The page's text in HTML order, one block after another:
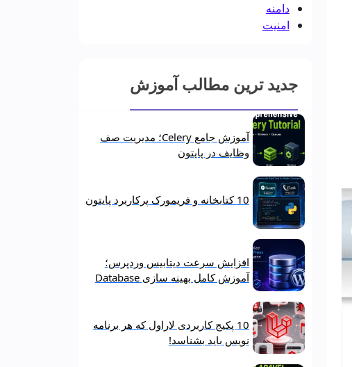
دامنه
امنیت
جدید ترین مطالب آموزش
آموزش جامع Celery؛ مدیریت صف
وظایف در پایتون
10 کتابخانه و فریمورک پرکاربرد پایتون
افزایش سرعت دیتابیس وردپرس؛
آموزش کامل بهینه‌ سازی Database
10 پکیج کاربردی لاراول که هر برنامه‌
نویس باید بشناسد!